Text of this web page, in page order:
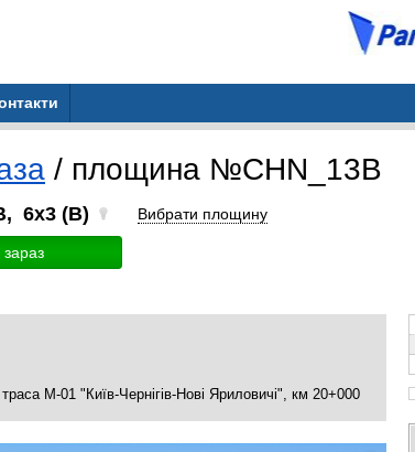
/ площина №CHN_13B
6x3 (B) Вибрати площину
М-01 "Київ-Чернігів-Нові Яриловичі", км 20+000